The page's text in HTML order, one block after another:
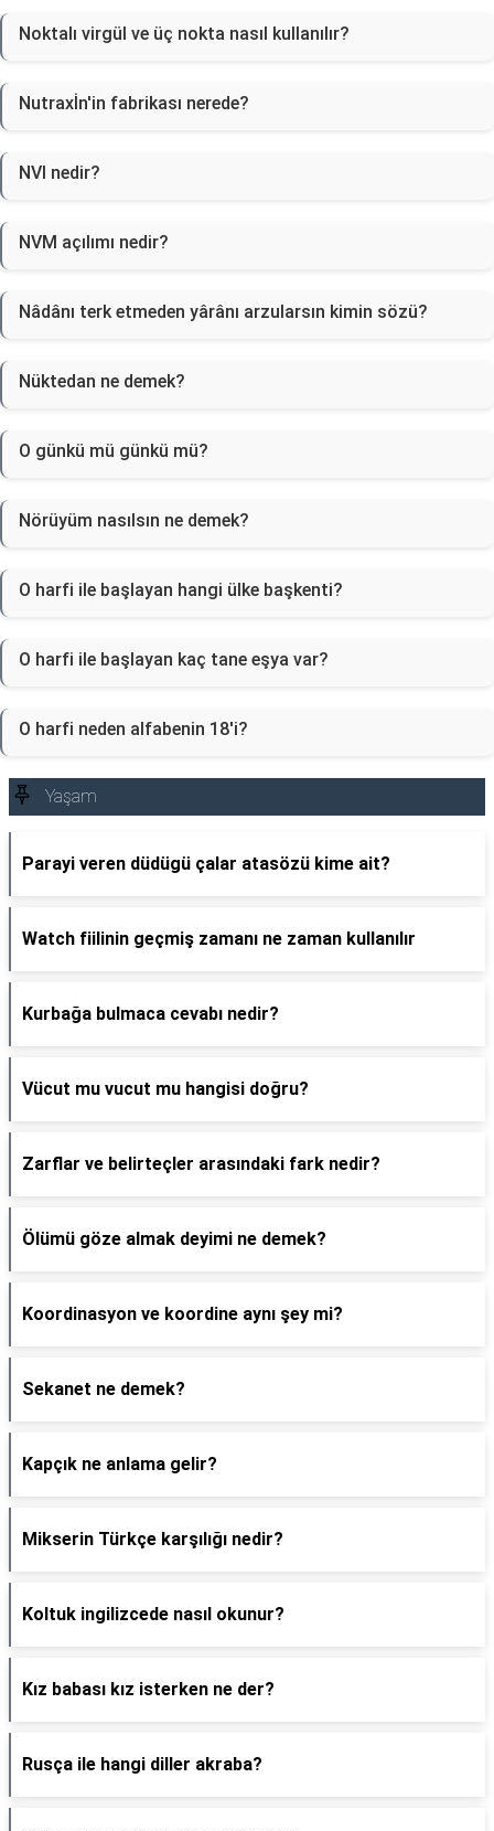
Noktalı virgül ve üç nokta nasıl kullanılır?
Nutraxİn'in fabrikası nerede?
NVI nedir?
NVM açılımı nedir?
Nâdânı terk etmeden yârânı arzularsın kimin sözü?
Nüktedan ne demek?
O günkü mü günkü mü?
Nörüyüm nasılsın ne demek?
O harfi ile başlayan hangi ülke başkenti?
O harfi ile başlayan kaç tane eşya var?
O harfi neden alfabenin 18'i?
Yaşam
Parayi veren düdügü çalar atasözü kime ait?
Watch fiilinin geçmiş zamanı ne zaman kullanılır
Kurbağa bulmaca cevabı nedir?
Vücut mu vucut mu hangisi doğru?
Zarflar ve belirteçler arasındaki fark nedir?
Ölümü göze almak deyimi ne demek?
Koordinasyon ve koordine aynı şey mi?
Sekanet ne demek?
Kapçık ne anlama gelir?
Mikserin Türkçe karşılığı nedir?
Koltuk ingilizcede nasıl okunur?
Kız babası kız isterken ne der?
Rusça ile hangi diller akraba?